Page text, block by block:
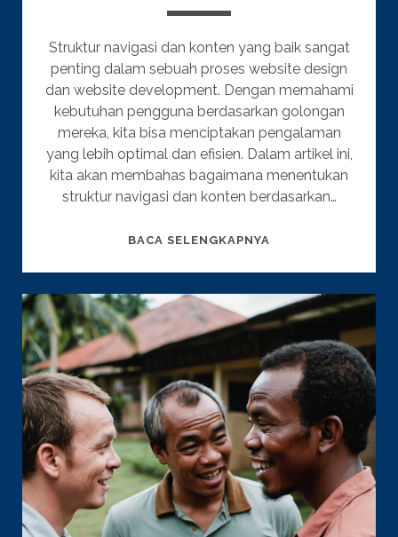
Struktur navigasi dan konten yang baik sangat
penting dalam sebuah proses website design
dan website development. Dengan memahami
kebutuhan pengguna berdasarkan golongan
mereka, kita bisa menciptakan pengalaman
yang lebih optimal dan efisien. Dalam artikel ini,
kita akan membahas bagaimana menentukan
struktur navigasi dan konten berdasarkan…
BACA SELENGKAPNYA
SUSUN
NAVIGASI
DAN
KONTEN
YANG
EFEKTIF